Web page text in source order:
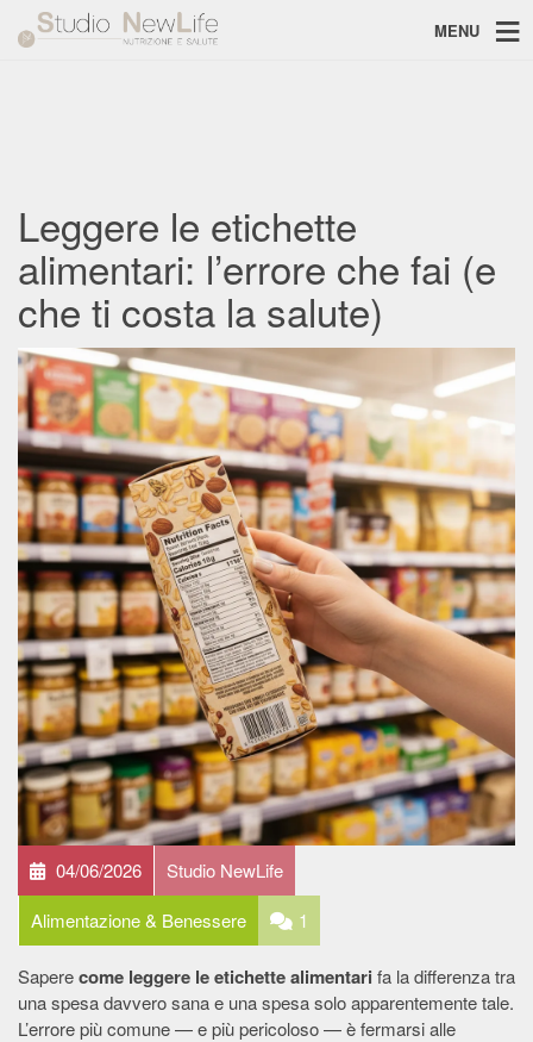
MENU
Leggere le etichette
alimentari: l’errore che fai (e
che ti costa la salute)
04/06/2026
Studio NewLife
Alimentazione & Benessere
1
Saperecome leggere le etichette alimentari fa la differenza tra
una spesa davvero sana e una spesa solo apparentemente tale.
L’errore più comune — e più pericoloso — è fermarsi alle